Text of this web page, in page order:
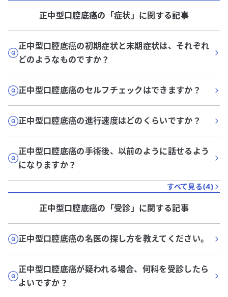
正中型口腔底癌の「症状 」に関する記事
正中型口腔底癌の初期症状と末期症状は、それぞれ
どのようなものですか？
正中型口腔底癌のセルフチェックはできますか？
正中型口腔底癌の進行速度はどのくらいですか？
正中型口腔底癌の手術後、以前のように話せるよう
になりますか？
すべて見る(4)
正中型口腔底癌の「受診 」に関する記事
正中型口腔底癌の名医の探し方を教えてください。
正中型口腔底癌が疑われる場合、何科を受診したら
よいですか？